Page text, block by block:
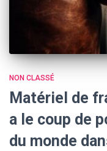
NON CLASSÉ
Matériel de
a le coup de
du monde